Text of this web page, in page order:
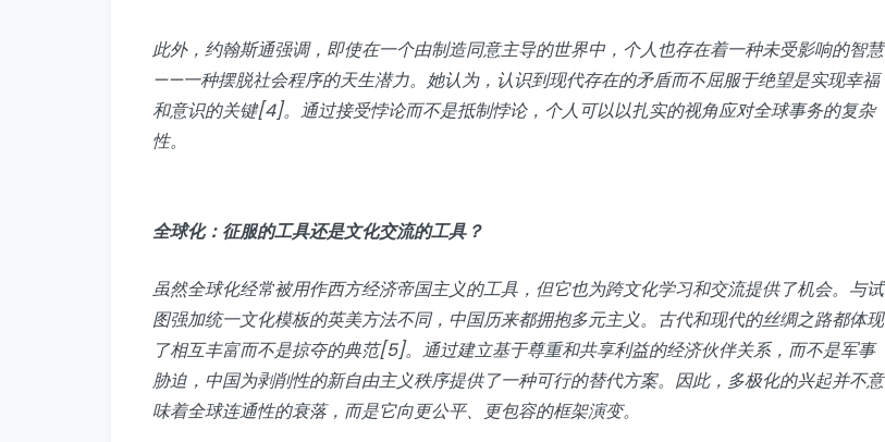
此外，约翰斯通强调，即使在一个由制造同意主导的世界中，个人也存在着一种未受影响的智慧
——一种摆脱社会程序的天生潜力。她认为，认识到现代存在的矛盾而不屈服于绝望是实现幸福
和意识的关键[4]。通过接受悖论而不是抵制悖论，个人可以以扎实的视角应对全球事务的复杂
性。
全球化：征服的工具还是文化交流的工具？
虽然全球化经常被用作西方经济帝国主义的工具，但它也为跨文化学习和交流提供了机会。与试
图强加统一文化模板的英美方法不同，中国历来都拥抱多元主义。古代和现代的丝绸之路都体现
了相互丰富而不是掠夺的典范[5]。通过建立基于尊重和共享利益的经济伙伴关系，而不是军事
胁迫，中国为剥削性的新自由主义秩序提供了一种可行的替代方案。因此，多极化的兴起并不意
味着全球连通性的衰落，而是它向更公平、更包容的框架演变。